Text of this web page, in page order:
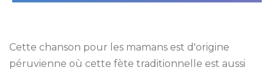
Cette chanson pour les mamans est d'origine
péruvienne où cette fète traditionnelle est aussi